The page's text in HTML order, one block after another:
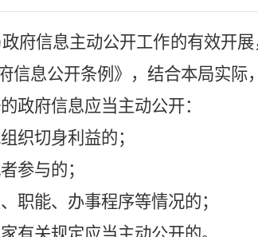
府信息主动公开工作的有效开
息公开条例》，结合本局实际
政府信息应当主动公开：
织切身利益的；
参与的；
职能、办事程序等情况的；